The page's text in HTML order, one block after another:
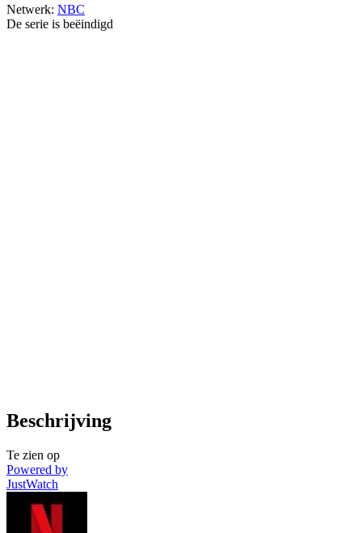
Netwerk: NBC
De serie is beëindigd
Beschrijving
Te zien op
Powered by
JustWatch